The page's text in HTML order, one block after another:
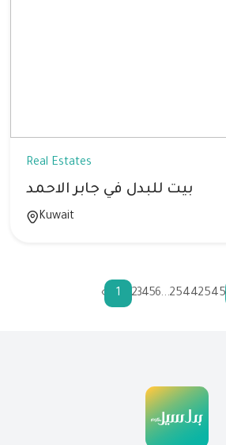
Real Estates
بيت للبدل في جابر الاحمد
Kuwait
‹ 1 23456...25442545